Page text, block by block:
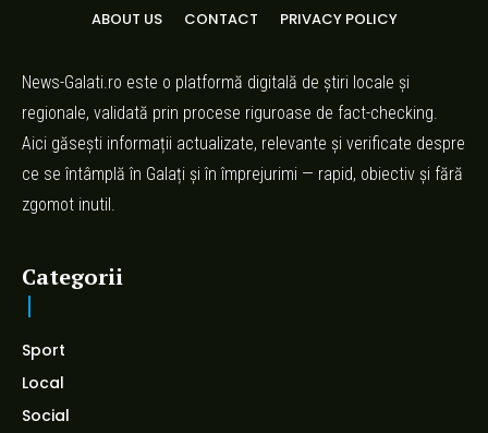
ABOUT US CONTACT PRIVACY POLICY
News-Galati.ro este o platformă digitală de știri locale și
regionale, validată prin procese riguroase de fact-checking.
Aici găsești informații actualizate, relevante și verificate despre
ce se întâmplă în Galați și în împrejurimi — rapid, obiectiv și fără
zgomot inutil.
Categorii
Sport
Local
Social